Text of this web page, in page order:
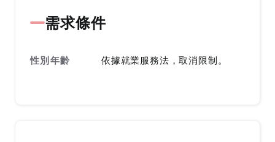
需求條件
性別年齡 依據就業服務法，取消限制。